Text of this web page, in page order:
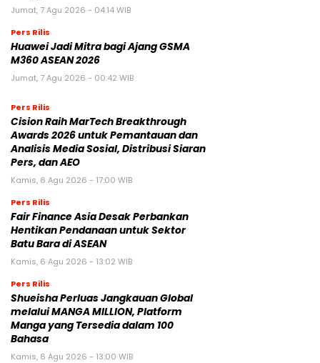
Jumat, 7 Agu 2026 - 04:14 WIB
Pers Rilis
Huawei Jadi Mitra bagi Ajang GSMA
M360 ASEAN 2026
Jumat, 7 Agu 2026 - 00:42 WIB
Pers Rilis
Cision Raih MarTech Breakthrough
Awards 2026 untuk Pemantauan dan
Analisis Media Sosial, Distribusi Siaran
Pers, dan AEO
Kamis, 6 Agu 2026 - 17:00 WIB
Pers Rilis
Fair Finance Asia Desak Perbankan
Hentikan Pendanaan untuk Sektor
Batu Bara di ASEAN
Kamis, 6 Agu 2026 - 13:02 WIB
Pers Rilis
Shueisha Perluas Jangkauan Global
melalui MANGA MILLION, Platform
Manga yang Tersedia dalam 100
Bahasa
Kamis, 6 Agu 2026 - 13:00 WIB